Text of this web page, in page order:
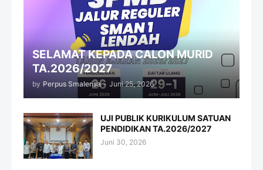
SELAMAT KEPADA CALON MURID
TA.2026/2027
by Perpus Smalensa - Juni 25, 2026
UJI PUBLIK KURIKULUM SATUAN
PENDIDIKAN TA.2026/2027
Juni 30, 2026